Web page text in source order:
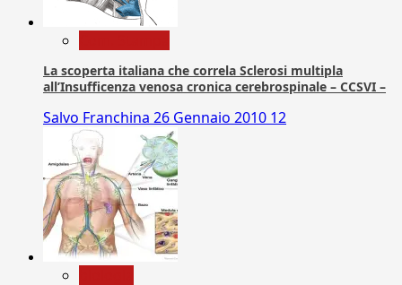
La scoperta italiana che correla Sclerosi multipla
all’Insufficenza venosa cronica cerebrospinale – CCSVI –
Salvo Franchina 26 Gennaio 2010 12